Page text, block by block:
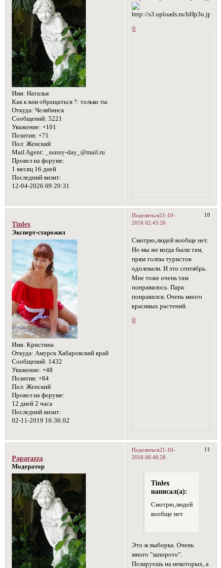
Имя: Наталья
Как к вам обращаться ?: только ты
Откуда: Челябинск
Сообщений: 5221
Уважение: +101
Позитив: +71
Пол: Женский
Mail Agent: _sunny-day_@mail.ru
Провел на форуме:
1 месяц 16 дней
Последний визит:
12-04-2026 09:20:31
0
Поделиться 10
21-10-
2016 02:45:26
Tinlex
Эксперт-старожил
Имя: Кристина
Откуда: Амурск Хабаровский край
Сообщений: 1432
Уважение: +48
Позитив: +84
Пол: Женский
Провел на форуме:
12 дней 2 часа
Последний визит:
02-11-2019 16:36:02
Смотрю,людей вообще нет.
Но мы же когда были там,
прям толпы туристов
одолевали. И это сентябрь.
Мне тоже очень там
понравилось. Парк
понравился. Очень много
красивых растений.
0
Поделиться 11
21-10-
2016 06:48:28
Paparazza
Модератор
Tinlex
написал(а):
Смотрю,людей
вообще нет
Это ж выборка. Очень
много "запорото".
Позируешь на некоторых, а